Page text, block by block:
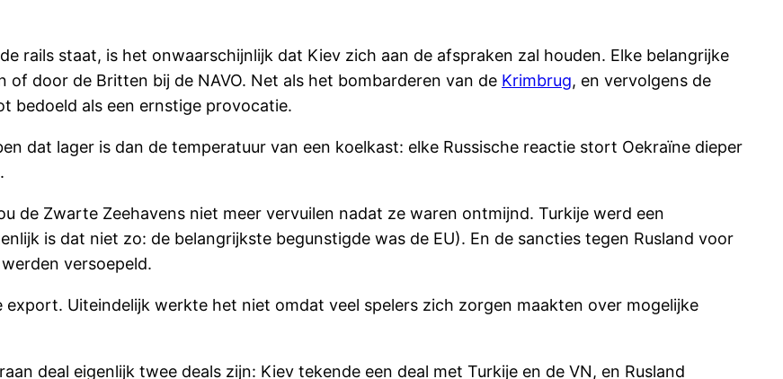
rails staat, is het onwaarschijnlijk dat Kiev zich aan de afspraken zal houden. Elke belangrijke
door de Britten bij de NAVO. Net als het bombarderen van de Krimbrug, en vervolgens de
bedoeld als een ernstige provocatie.
dat lager is dan de temperatuur van een koelkast: elke Russische reactie stort Oekraïne dieper
de Zwarte Zeehavens niet meer vervuilen nadat ze waren ontmijnd. Turkije werd een
is dat niet zo: de belangrijkste begunstigde was de EU). En de sancties tegen Rusland voor
versoepeld.
export. Uiteindelijk werkte het niet omdat veel spelers zich zorgen maakten over mogelijke
deal eigenlijk twee deals zijn: Kiev tekende een deal met Turkije en de VN, en Rusland